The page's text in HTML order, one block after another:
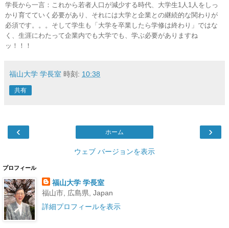
学長から一言：これから若者人口が減少する時代、大学生1人1人をしっ
かり育てていく必要があり、 それには大学と企業との継続的な関わりが
必須です。。。そして学生も 「大学を卒業したら学修は終わり」ではな
く、生涯にわたって企業内でも大学でも、学ぶ必要がありますね
ッ！！！
福山大学 学長室 時刻: 10:38
共有
‹ ›
ホーム
ウェブ バージョンを表示
プロフィール
福山大学 学長室
福山市, 広島県, Japan
詳細プロフィールを表示